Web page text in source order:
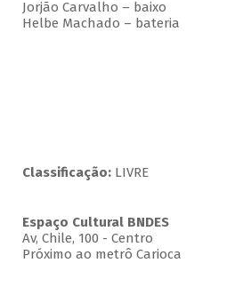
Jorjão Carvalho – baixo
Helbe Machado – bateria
Classificação: LIVRE
Espaço Cultural BNDES
Av, Chile, 100 - Centro
Próximo ao metrô Carioca